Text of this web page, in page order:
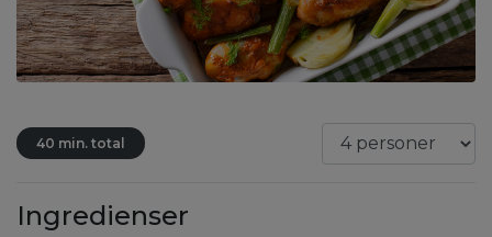
40 min. total
Ingredienser